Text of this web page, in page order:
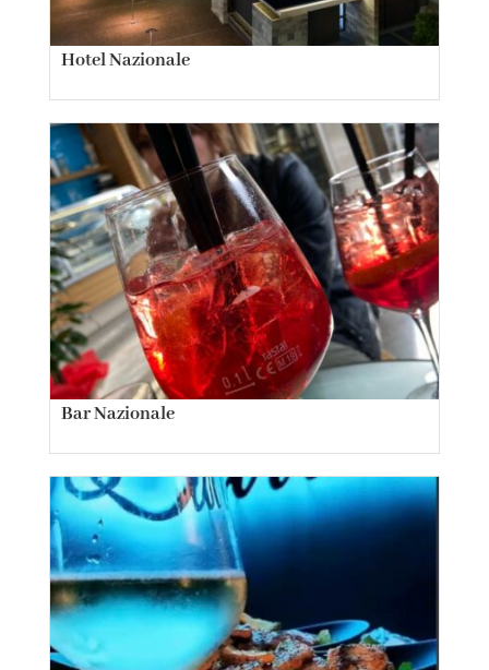
Hotel Nazionale
Bar Nazionale